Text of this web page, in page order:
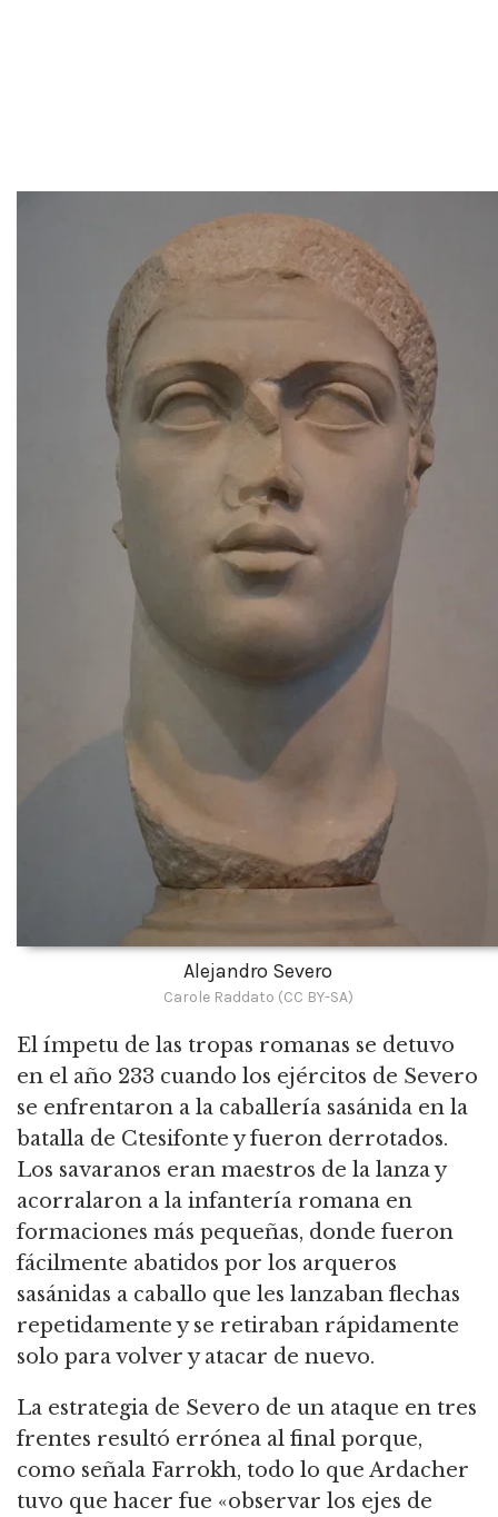
Alejandro Severo
Carole Raddato (CC BY-SA)
El ímpetu de las tropas romanas se detuvo
en el año 233 cuando los ejércitos de Severo
se enfrentaron a la caballería sasánida en la
batalla de Ctesifonte y fueron derrotados.
Los savaranos eran maestros de la lanza y
acorralaron a la infantería romana en
formaciones más pequeñas, donde fueron
fácilmente abatidos por los arqueros
sasánidas a caballo que les lanzaban flechas
repetidamente y se retiraban rápidamente
solo para volver y atacar de nuevo.
La estrategia de Severo de un ataque en tres
frentes resultó errónea al final porque,
como señala Farrokh, todo lo que Ardacher
tuvo que hacer fue «observar los ejes de